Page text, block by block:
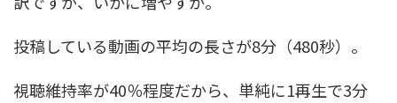
投稿している動画の平均の長さが8分（480秒）。
視聴維持率が40％程度だから、単純に1再生で3分